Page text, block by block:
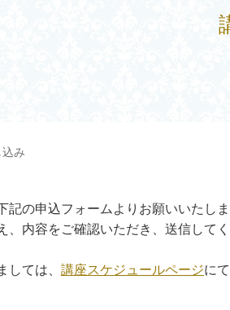
み
記の申込フォームよりお願いいたしま
、内容をご確認いただき、送信してく
しては、 講座スケジュールページに